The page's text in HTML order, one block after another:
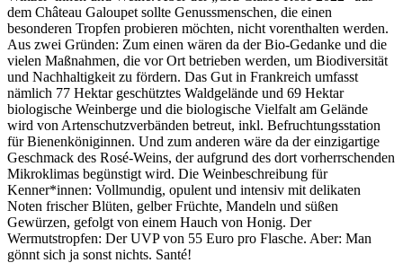
dem Château Galoupet sollte Genussmenschen, die einen
besonderen Tropfen probieren möchten, nicht vorenthalten werden.
Aus zwei Gründen: Zum einen wären da der Bio-Gedanke und die
vielen Maßnahmen, die vor Ort betrieben werden, um Biodiversität
und Nachhaltigkeit zu fördern. Das Gut in Frankreich umfasst
nämlich 77 Hektar geschütztes Waldgelände und 69 Hektar
biologische Weinberge und die biologische Vielfalt am Gelände
wird von Artenschutzverbänden betreut, inkl. Befruchtungsstation
für Bienenköniginnen. Und zum anderen wäre da der einzigartige
Geschmack des Rosé-Weins, der aufgrund des dort vorherrschenden
Mikroklimas begünstigt wird. Die Weinbeschreibung für
Kenner*innen: Vollmundig, opulent und intensiv mit delikaten
Noten frischer Blüten, gelber Früchte, Mandeln und süßen
Gewürzen, gefolgt von einem Hauch von Honig. Der
Wermutstropfen: Der UVP von 55 Euro pro Flasche. Aber: Man
gönnt sich ja sonst nichts. Santé!